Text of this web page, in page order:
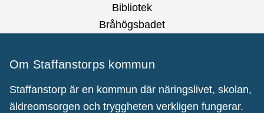
Bibliotek
Bråhögsbadet
Om Staffanstorps kommun
Staffanstorp är en kommun där näringslivet, skolan,
äldreomsorgen och tryggheten verkligen fungerar.